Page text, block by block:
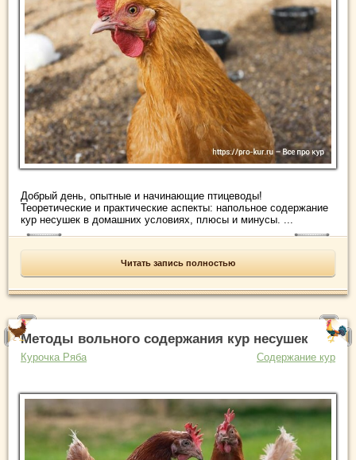
Добрый день, опытные и начинающие птицеводы!
Теоретические и практические аспекты: напольное содержание
кур несушек в домашних условиях, плюсы и минусы. ...
Читать запись полностью
Методы вольного содержания кур несушек
Курочка Ряба Содержание кур